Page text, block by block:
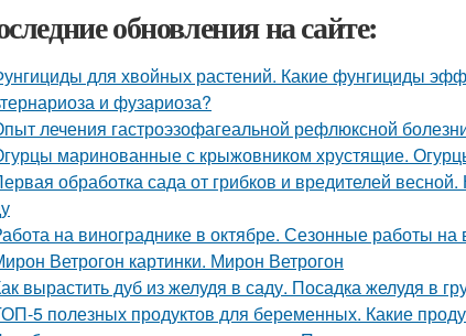
обновления на сайте:
для хвойных растений. Какие фунгициды
и фузариоза?
лечения гастроэзофагеальной рефлюксной
маринованные с крыжовником хрустящие.
обработка сада от грибков и вредителей
на винограднике в октябре. Сезонные работы на
Ветрогон картинки. Мирон Ветрогон
вырастить дуб из желудя в саду. Посадка желудя в
5 полезных продуктов для беременных. Какие